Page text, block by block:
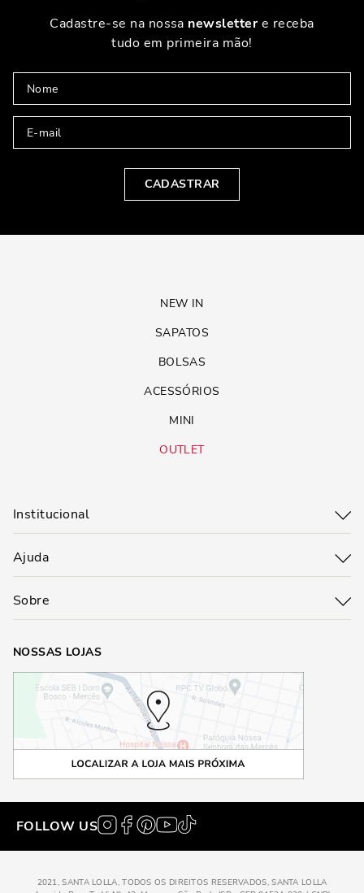
Cadastre-se na nossa newslettere receba
tudo em primeira mão!
CADASTRAR
NEW IN
SAPATOS
BOLSAS
ACESSÓRIOS
MINI
OUTLET
Institucional
Ajuda
Sobre
NOSSAS LOJAS
FOLLOW US
2021, SANTA LOLLA, TODOS OS DIREITOS RESERVADOS, SANTA LOLLA